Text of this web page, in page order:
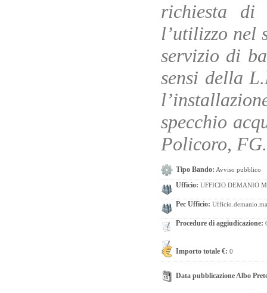
richiesta di
l’utilizzo nel
servizio di
sensi della
specchio
Policoro,
Tipo Bando: Avviso pubblico
Ufficio: UFFICIO DEMANIO
Pec Ufficio:
Procedure di aggiudicazione:
Importo totale €: 0
Data pubblicazione Albo